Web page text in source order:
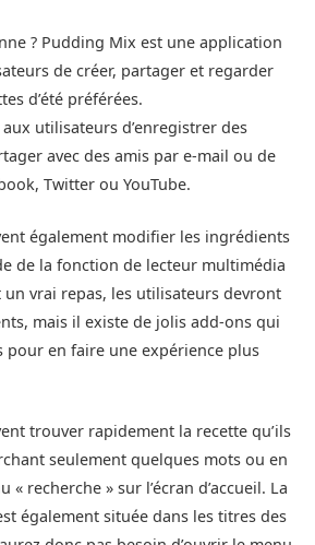
? Pudding Mix est une application
de créer, partager et regarder
d’été préférées.
utilisateurs d’enregistrer des
avec des amis par e-mail ou de
Twitter ou YouTube.
également modifier les ingrédients
de la fonction de lecteur multimédia
vrai repas, les utilisateurs devront
mais il existe de jolis add-ons qui
pour en faire une expérience plus
trouver rapidement la recette qu’ils
seulement quelques mots ou en
recherche » sur l’écran d’accueil. La
également située dans les titres des